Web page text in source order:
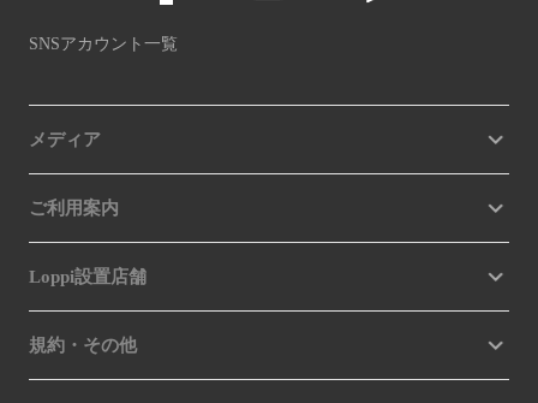
SNSアカウント一覧
メディア
ご利用案内
Loppi設置店舗
規約・その他